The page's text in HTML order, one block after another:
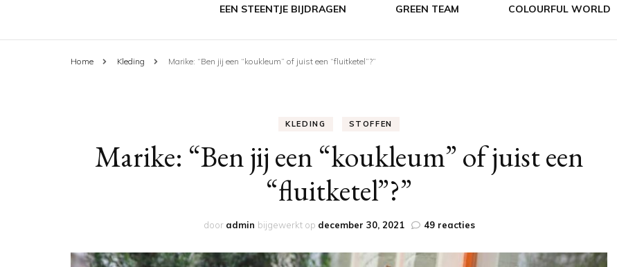
EEN STEENTJE BIJDRAGEN GREEN TEAM COLOURFUL WORLD
Home Kleding Marike: “Ben jij een “koukleum” of juist een “fluitketel”?”
KLEDING STOFFEN
Marike: “Ben jij een “koukleum” of juist een
“fluitketel”?”
door admin bijgewerkt op december 30, 2021 49 reactiesop
“Ben